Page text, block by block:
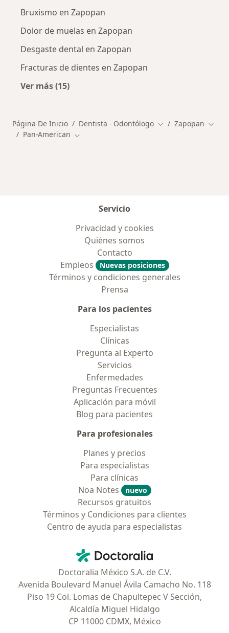
Bruxismo en Zapopan
Dolor de muelas en Zapopan
Desgaste dental en Zapopan
Fracturas de dientes en Zapopan
Ver más (15)
Página De Inicio Dentista - Odontólogo Cambiar de ciudad
Zapopan
Pan-American Cambiar de ciudad
Servicio
Privacidad y cookies
Quiénes somos
Contacto
Empleos
Nuevas posiciones
Términos y condiciones generales
Prensa
Para los pacientes
Especialistas
Clínicas
Pregunta al Experto
Servicios
Enfermedades
Preguntas Frecuentes
Aplicación para móvil
Blog para pacientes
Para profesionales
Planes y precios
Para especialistas
Para clínicas
Noa Notes
nuevo
Recursos gratuitos
Términos y Condiciones para clientes
Centro de ayuda para especialistas
Doctoralia - Página de inicio
Doctoralia México S.A. de C.V.
Avenida Boulevard Manuel Ávila Camacho No. 118
Piso 19 Col. Lomas de Chapultepec V Sección,
Alcaldía Miguel Hidalgo
CP 11000 CDMX, México